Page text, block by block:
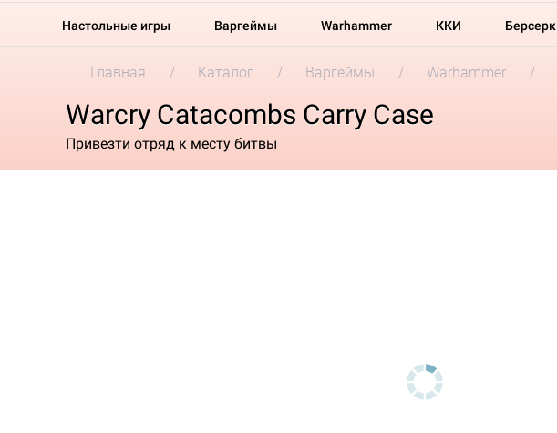
Настольные игры Варгеймы Warhammer ККИ Берсерк
Главная Каталог Варгеймы Warhammer
Warcry Catacombs Carry Case
Привезти отряд к месту битвы